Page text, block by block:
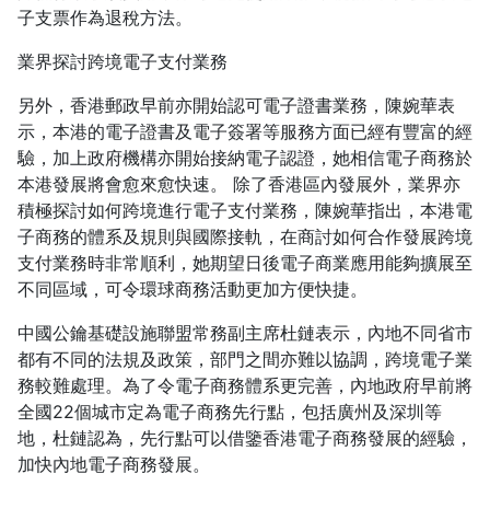
子支票作為退稅方法。
業界探討跨境電子支付業務
另外，香港郵政早前亦開始認可電子證書業務，陳婉華表
示，本港的電子證書及電子簽署等服務方面已經有豐富的經
驗，加上政府機構亦開始接納電子認證，她相信電子商務於
本港發展將會愈來愈快速。 除了香港區內發展外，業界亦
積極探討如何跨境進行電子支付業務，陳婉華指出，本港電
子商務的體系及規則與國際接軌，在商討如何合作發展跨境
支付業務時非常順利，她期望日後電子商業應用能夠擴展至
不同區域，可令環球商務活動更加方便快捷。
中國公鑰基礎設施聯盟常務副主席杜鏈表示，內地不同省市
都有不同的法規及政策，部門之間亦難以協調，跨境電子業
務較難處理。為了令電子商務體系更完善，內地政府早前將
全國22個城市定為電子商務先行點，包括廣州及深圳等
地，杜鏈認為，先行點可以借鑒香港電子商務發展的經驗，
加快內地電子商務發展。